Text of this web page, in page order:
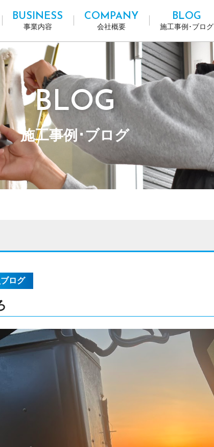
BUSINESS
事業内容
COMPANY
会社概要
BLOG
施工事例･ブログ
BLOG
施工事例･ブログ
ログ